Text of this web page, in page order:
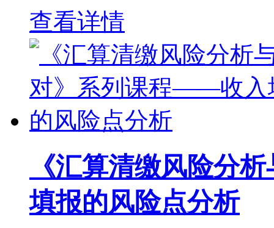
查看详情
《汇算清缴风险分
填报的风险点分析